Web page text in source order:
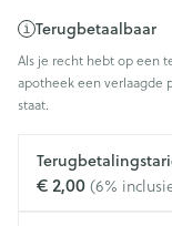
Terugbetaalbaar
Als je recht hebt op een
apotheek een verlaagde
staat.
€ 2,00 (6%